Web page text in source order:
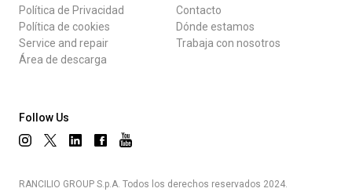
Política de Privacidad
Política de cookies
Service and repair
Área de descarga
Contacto
Dónde estamos
Trabaja con nosotros
Follow Us
RANCILIO GROUP S.p.A. Todos los derechos reservados 2024.